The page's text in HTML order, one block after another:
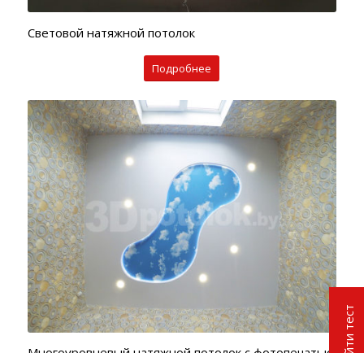
Световой натяжной потолок
Подробнее